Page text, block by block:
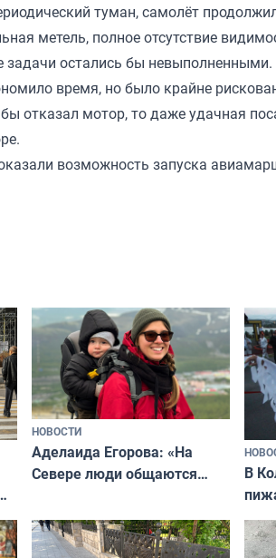
туман, самолёт
метель, полное отсутствие
задачи остались бы невыполненными.
время, но было крайне
отказал мотор, то даже удачная
возможность запуска
НОВОСТИ
Аделаида Егорова: «На
Севере люди общаются
а потому что
ты им интересен»
В